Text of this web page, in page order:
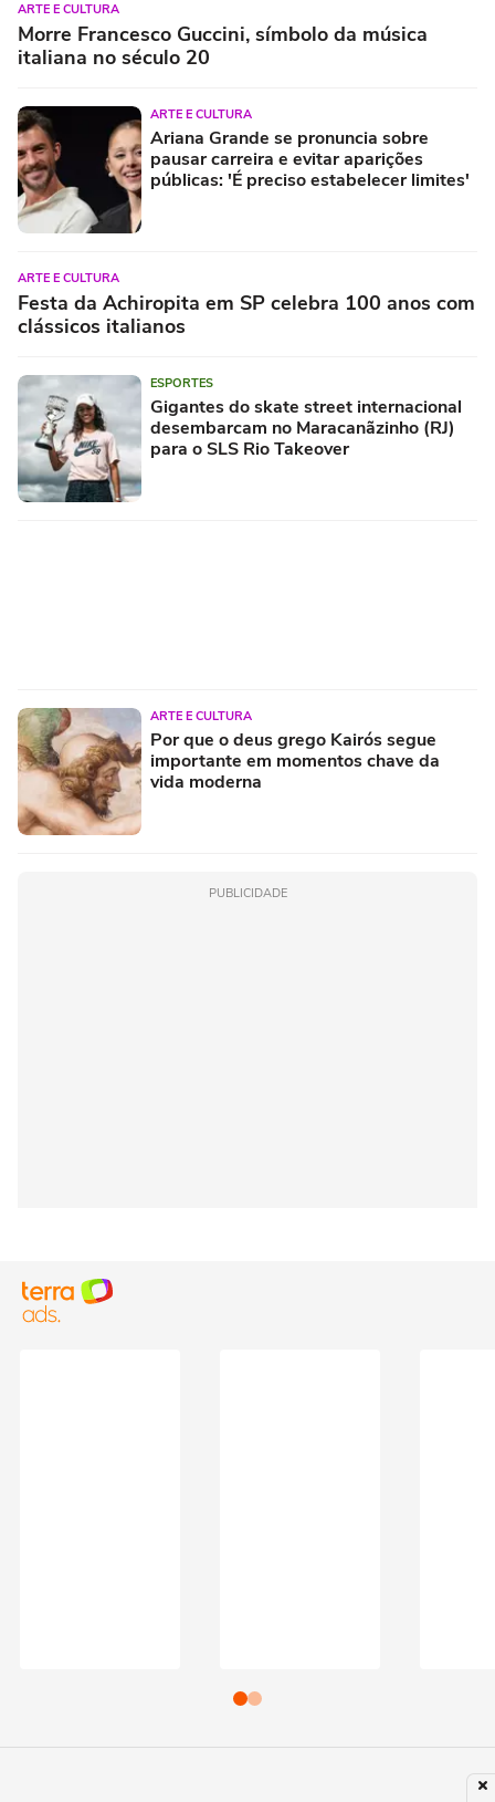
ARTE E CULTURA
Morre Francesco Guccini, símbolo da música
italiana no século 20
ARTE E CULTURA
Ariana Grande se pronuncia sobre
pausar carreira e evitar aparições
públicas: 'É preciso estabelecer limites'
ARTE E CULTURA
Festa da Achiropita em SP celebra 100 anos com
clássicos italianos
ESPORTES
Gigantes do skate street internacional
desembarcam no Maracanãzinho (RJ)
para o SLS Rio Takeover
ARTE E CULTURA
Por que o deus grego Kairós segue
importante em momentos chave da
vida moderna
PUBLICIDADE